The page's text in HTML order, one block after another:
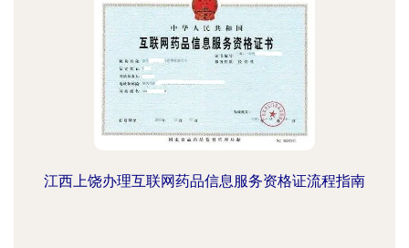
江西上饶办理互联网药品信息服务资格证流程指南